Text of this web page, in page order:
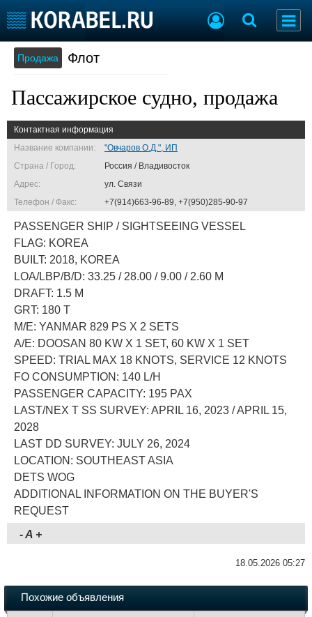
Судостроение
Новости
Репутация
Работа
Крюинг
Журнал
Реклама
Продажа флота
Материалы
Услуги
Конференции
Выставки и семинары
Личности
Словарь
Форум
Продажа Флот
Пассажирское судно, продажа
Контактная информация
Название компании:
"Овчаров О.Д.", ИП
Страна / Город:
Россия / Владивосток
Адрес:
ул. Связи
Телефон / Факс:
+7(914)663-96-89, +7(950)285-90-97
PASSENGER SHIP / SIGHTSEEING VESSEL
FLAG: KOREA
BUILT: 2018, KOREA
LOA/LBP/B/D: 33.25 / 28.00 / 9.00 / 2.60 M
DRAFT: 1.5 M
GRT: 180 T
M/E: YANMAR 829 PS X 2 SETS
A/E: DOOSAN 80 KW X 1 SET, 60 KW X 1 SET
SPEED: TRIAL MAX 18 KNOTS, SERVICE 12 KNOTS
FO CONSUMPTION: 140 L/H
PASSENGER CAPACITY: 195 PAX
LAST/NEX T SS SURVEY: APRIL 16, 2023 / APRIL 15,
2028
LAST DD SURVEY: JULY 26, 2024
LOCATION: SOUTHEAST ASIA
DETS WOG
ADDITIONAL INFORMATION ON THE BUYER'S
REQUEST
-A +
18.05.2026 05:27
Похожие объявления